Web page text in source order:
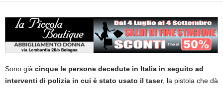
Sono già cinque le persone decedute in Italia in seguito ad
interventi di polizia in cui è stato usato il taser, la pistola che dà